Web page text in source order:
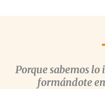
Porque sabemos
formándote